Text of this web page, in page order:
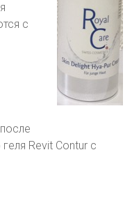
с
Revit Contur с